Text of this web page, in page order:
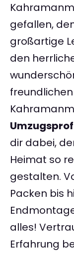
gefallen,
großartige
den
dir dabei,
Heimat so
gestalten.
Packen bis
alles!
Erfahrung